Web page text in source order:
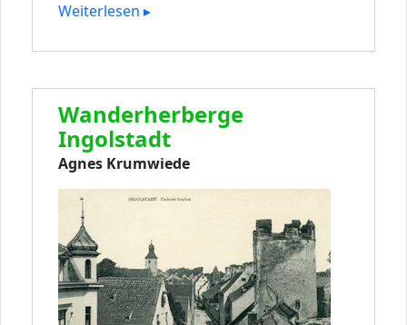
Weiterlesen ▸
Wanderherberge
Ingolstadt
Agnes Krumwiede